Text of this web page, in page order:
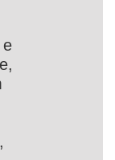
e